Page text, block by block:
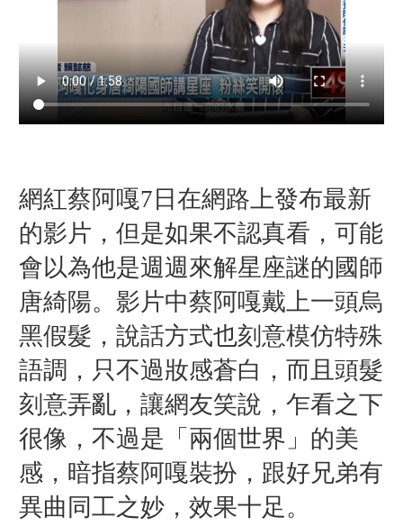
網紅蔡阿嘎7日在網路上發布最新
的影片，但是如果不認真看，可能
會以為他是週週來解星座謎的國師
唐綺陽。影片中蔡阿嘎戴上一頭烏
黑假髮，說話方式也刻意模仿特殊
語調，只不過妝感蒼白，而且頭髮
刻意弄亂，讓網友笑說，乍看之下
很像，不過是「兩個世界」的美
感，暗指蔡阿嘎裝扮，跟好兄弟有
異曲同工之妙，效果十足。